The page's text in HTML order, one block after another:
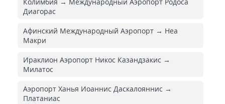
Диагорас
Афинский Международный Аэропорт → Неа
Макри
Ираклион Аэропорт Никос Казандзакис →
Милатос
Аэропорт Ханья Иоаннис Даскалояннис →
Платаниас